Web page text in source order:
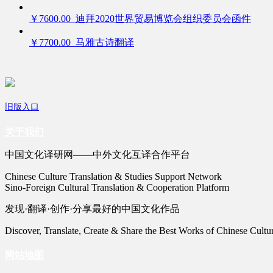
￥7600.00 迪拜2020世界贸易博览会组织委员会函件
￥7700.00 马雅古诗翻译
旧版入口
中国文化译研网——中外文化互译合作平台
Chinese Culture Translation & Studies Support Network
Sino-Foreign Cultural Translation & Cooperation Platform
发现·翻译·创作·分享最好的中国文化作品
Discover, Translate, Create & Share the Best Works of Chinese